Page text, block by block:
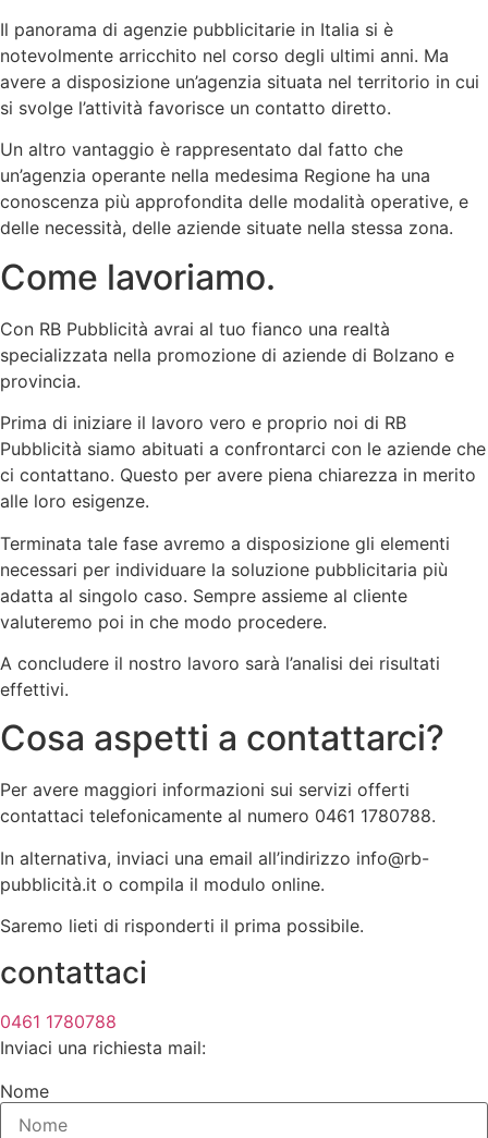
Il panorama di agenzie pubblicitarie in Italia si è
notevolmente arricchito nel corso degli ultimi anni. Ma
avere a disposizione un’agenzia situata nel territorio in cui
si svolge l’attività favorisce un contatto diretto.
Un altro vantaggio è rappresentato dal fatto che
un’agenzia operante nella medesima Regione ha una
conoscenza più approfondita delle modalità operative, e
delle necessità, delle aziende situate nella stessa zona.
Come lavoriamo.
Con RB Pubblicità avrai al tuo fianco una realtà
specializzata nella promozione di aziende di Bolzano e
provincia.
Prima di iniziare il lavoro vero e proprio noi di RB
Pubblicità siamo abituati a confrontarci con le aziende che
ci contattano. Questo per avere piena chiarezza in merito
alle loro esigenze.
Terminata tale fase avremo a disposizione gli elementi
necessari per individuare la soluzione pubblicitaria più
adatta al singolo caso. Sempre assieme al cliente
valuteremo poi in che modo procedere.
A concludere il nostro lavoro sarà l’analisi dei risultati
effettivi.
Cosa aspetti a contattarci?
Per avere maggiori informazioni sui servizi offerti
contattaci telefonicamente al numero 0461 1780788.
In alternativa, inviaci una email all’indirizzo info@rb-
pubblicità.it o compila il modulo online.
Saremo lieti di risponderti il prima possibile.
contattaci
0461 1780788
Inviaci una richiesta mail:
Nome